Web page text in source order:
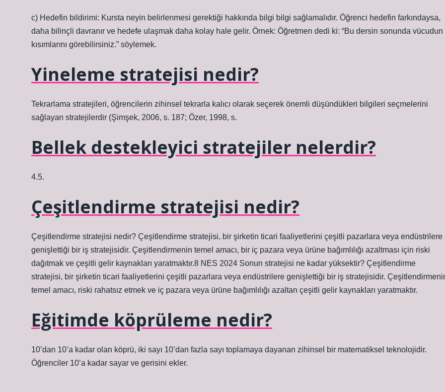
c) Hedefin bildirimi: Kursta neyin belirlenmesi gerektiği hakkında bilgi bilgi sağlamalıdır. Öğrenci hedefin farkındaysa,
daha bilinçli davranır ve hedefe ulaşmak daha kolay hale gelir. Örnek: Öğretmen dedi ki: “Bu dersin sonunda vücudun
kısımlarını görebilirsiniz.” söylemek.
Yineleme stratejisi nedir?
Tekrarlama stratejileri, öğrencilerin zihinsel tekrarla kalıcı olarak seçerek önemli düşündükleri bilgileri seçmelerini
sağlayan stratejilerdir (Şimşek, 2006, s. 187; Özer, 1998, s.
Bellek destekleyici stratejiler nelerdir?
4.5.
Çeşitlendirme stratejisi nedir?
Çeşitlendirme stratejisi nedir? Çeşitlendirme stratejisi, bir şirketin ticari faaliyetlerini çeşitli pazarlara veya endüstrilere
genişlettiği bir iş stratejisidir. Çeşitlendirmenin temel amacı, bir iç pazara veya ürüne bağımlılığı azaltması için riski
dağıtmak ve çeşitli gelir kaynakları yaratmaktır.8 NES 2024 Sonun stratejisi ne kadar yüksektir? Çeşitlendirme
stratejisi, bir şirketin ticari faaliyetlerini çeşitli pazarlara veya endüstrilere genişlettiği bir iş stratejisidir.
temel amacı, riski rahatsız etmek ve iç pazara veya ürüne bağımlılığı azaltan çeşitli gelir kaynakları yaratmaktır.
Eğitimde köprüleme nedir?
10’dan 10’a kadar olan köprü, iki sayı 10’dan fazla sayı toplamaya dayanan zihinsel bir matematiksel teknolojidir.
Öğrenciler 10’a kadar sayar ve gerisini ekler.